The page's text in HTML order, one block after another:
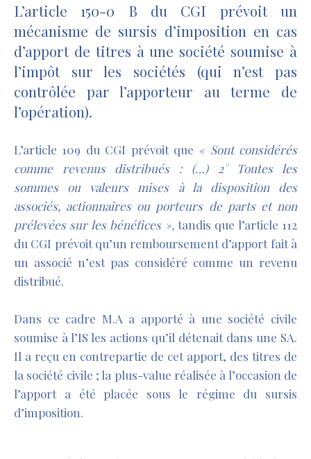
L’article 150-0 B du CGI prévoit un
mécanisme de sursis d’imposition en cas
d’apport de titres à une société soumise à
l’impôt sur les sociétés (qui n’est pas
contrôlée par l’apporteur au terme de
l’opération).
L’article 109 du CGI prévoit que « Sont considérés
comme revenus distribués : (…) 2° Toutes les
sommes ou valeurs mises à la disposition des
associés, actionnaires ou porteurs de parts et non
prélevées sur les bénéfices », tandis que l’article 112
du CGI prévoit qu’un remboursement d’apport fait à
un associé n’est pas considéré comme un revenu
distribué.
Dans ce cadre M.A a apporté à une société civile
soumise à l’IS les actions qu’il détenait dans une SA.
Il a reçu en contrepartie de cet apport, des titres de
la société civile ; la plus-value réalisée à l’occasion de
l’apport a été placée sous le régime du sursis
d’imposition.